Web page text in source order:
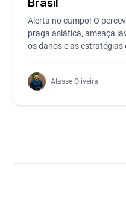
Alerta no campo! O
praga asiática, ameaça
os danos e as estratégias
Alasse Oliveira